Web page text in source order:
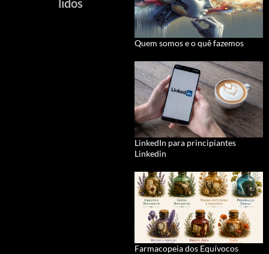
lidos
Quem somos e o quê fazemos
LinkedIn para principiantes
Linkedin
Farmacopeia dos Equívocos